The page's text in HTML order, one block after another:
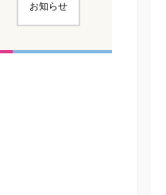
お知らせ